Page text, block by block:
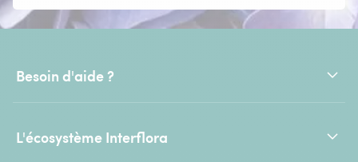
Besoin d'aide ?
L'écosystème Interflora